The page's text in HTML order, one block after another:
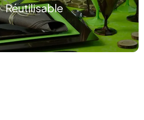
Réutilisable